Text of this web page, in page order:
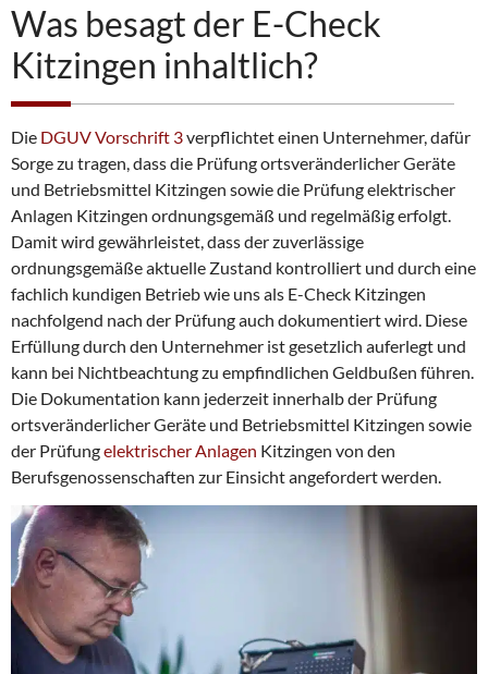
Was besagt der E-Check
Kitzingen inhaltlich?
Die DGUV Vorschrift 3verpflichtet einen Unternehmer, dafür
Sorge zu tragen, dass die Prüfung ortsveränderlicher Geräte
und Betriebsmittel Kitzingen sowie die Prüfung elektrischer
Anlagen Kitzingen ordnungsgemäß und regelmäßig erfolgt.
Damit wird gewährleistet, dass der zuverlässige
ordnungsgemäße aktuelle Zustand kontrolliert und durch eine
fachlich kundigen Betrieb wie uns als E-Check Kitzingen
nachfolgend nach der Prüfung auch dokumentiert wird. Diese
Erfüllung durch den Unternehmer ist gesetzlich auferlegt und
kann bei Nichtbeachtung zu empfindlichen Geldbußen führen.
Die Dokumentation kann jederzeit innerhalb der Prüfung
ortsveränderlicher Geräte und Betriebsmittel Kitzingen sowie
der Prüfungelektrischer Anlagen Kitzingen von den
Berufsgenossenschaften zur Einsicht angefordert werden.